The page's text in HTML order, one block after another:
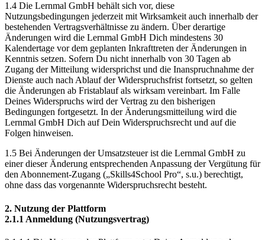
1.4 Die Lernmal GmbH behält sich vor, diese
Nutzungsbedingungen jederzeit mit Wirksamkeit auch innerhalb der
bestehenden Vertragsverhältnisse zu ändern. Über derartige
Änderungen wird die Lernmal GmbH Dich mindestens 30
Kalendertage vor dem geplanten Inkrafttreten der Änderungen in
Kenntnis setzen. Sofern Du nicht innerhalb von 30 Tagen ab
Zugang der Mitteilung widersprichst und die Inanspruchnahme der
Dienste auch nach Ablauf der Widerspruchsfrist fortsetzt, so gelten
die Änderungen ab Fristablauf als wirksam vereinbart. Im Falle
Deines Widerspruchs wird der Vertrag zu den bisherigen
Bedingungen fortgesetzt. In der Änderungsmitteilung wird die
Lernmal GmbH Dich auf Dein Widerspruchsrecht und auf die
Folgen hinweisen.
1.5 Bei Änderungen der Umsatzsteuer ist die Lernmal GmbH zu
einer dieser Änderung entsprechenden Anpassung der Vergütung für
den Abonnement-Zugang („Skills4School Pro“, s.u.) berechtigt,
ohne dass das vorgenannte Widerspruchsrecht besteht.
2. Nutzung der Plattform
2.1.1 Anmeldung (Nutzungsvertrag)